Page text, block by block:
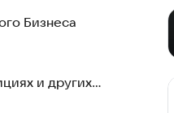
лишь идеи недостаточно.
залогом уникальности и
вдохновившись
то свое. Установите
Бизнеса
и других